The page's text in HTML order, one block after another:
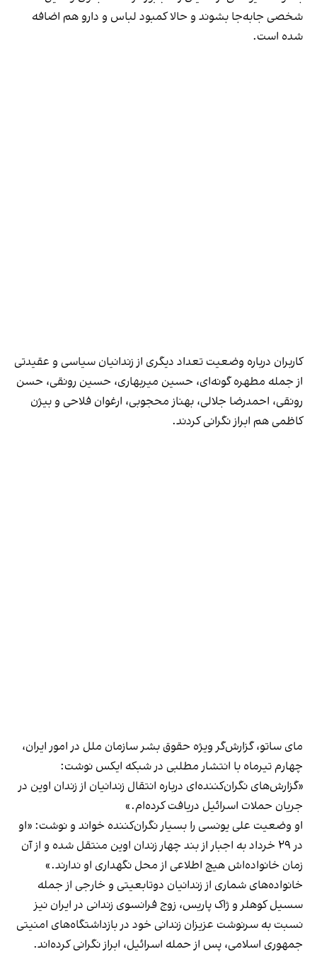
شخصی جابه‌جا بشوند و حالا کمبود لباس و دارو هم اضافه
شده است.
کاربران درباره وضعیت تعداد دیگری از زندانیان سیاسی و عقیدتی
از جمله مطهره گونه‌ای، حسین میربهاری، حسین رونقی، حسن
رونقی، احمدرضا جلالی، بهناز محجوبی، ارغوان فلاحی و بیژن
کاظمی هم ابراز نگرانی کردند.
مای ساتو، گزارش‌گر ویژه حقوق بشر سازمان ملل در امور ایران،
چهارم تیرماه با انتشار مطلبی در شبکه ایکس نوشت:
«گزارش‌های نگران‌کننده‌ای درباره‌ انتقال زندانیان از زندان اوین در
جریان حملات اسرائیل دریافت کرده‌ام.»
او وضعیت علی یونسی را بسیار نگران‌کننده خواند و نوشت: «او
در ۲۹ خرداد به اجبار از بند چهار زندان اوین منتقل شده و از آن
زمان خانواده‌اش هیچ اطلاعی از محل نگهداری او ندارند.»
خانواده‌های شماری از زندانیان دوتابعیتی و خارجی از جمله
سسیل کوهلر و ژاک پاریس، زوج فرانسوی زندانی در ایران نیز
نسبت به سرنوشت عزیزان زندانی خود در بازداشتگاه‌های امنیتی
جمهوری اسلامی، پس از حمله اسرائیل، ابراز نگرانی کرده‌اند.